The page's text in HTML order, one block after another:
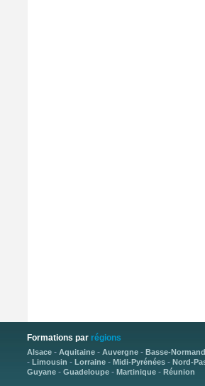
Formations par régions
Alsace- Aquitaine- Auvergne- Basse-
- Limousin - Lorraine- Midi-Pyrénées- Nord-
Guyane- Guadeloupe- Martinique- Réunion